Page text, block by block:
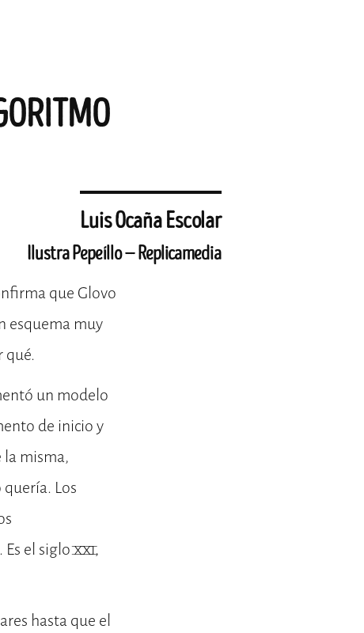
Luis Ocaña Escolar
Ilustra Pepeíllo — Replicamedia
que Glovo
esquema muy
qué.
un modelo
de inicio y
misma,
Los
el siglo XXI,
hasta que el